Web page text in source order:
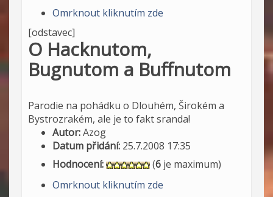
Omrknout kliknutím zde
[odstavec]
O Hacknutom,
Bugnutom a Buffnutom
Parodie na pohádku o Dlouhém, Širokém a
Bystrozrakém, ale je to fakt sranda!
Autor:Azog
Datum přidání: 25.7.2008 17:35
Hodnocení:
(6 je maximum)
Omrknout kliknutím zde